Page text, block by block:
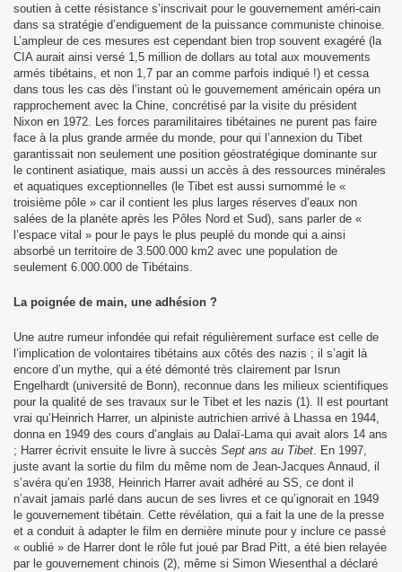
soutien à cette résistance s’inscrivait pour le gouvernement améri-cain
dans sa stratégie d’endiguement de la puissance communiste chinoise.
L’ampleur de ces mesures est cependant bien trop souvent exagéré (la
CIA aurait ainsi versé 1,5 million de dollars au total aux mouvements
armés tibétains, et non 1,7 par an comme parfois indiqué !) et cessa
dans tous les cas dès l’instant où le gouvernement américain opéra un
rapprochement avec la Chine, concrétisé par la visite du président
Nixon en 1972. Les forces paramilitaires tibétaines ne purent pas faire
face à la plus grande armée du monde, pour qui l’annexion du Tibet
garantissait non seulement une position géostratégique dominante sur
le continent asiatique, mais aussi un accès à des ressources minérales
et aquatiques exceptionnelles (le Tibet est aussi surnommé le «
troisième pôle » car il contient les plus larges réserves d’eaux non
salées de la planète après les Pôles Nord et Sud), sans parler de «
l’espace vital » pour le pays le plus peuplé du monde qui a ainsi
absorbé un territoire de 3.500.000 km2 avec une population de
seulement 6.000.000 de Tibétains.
La poignée de main, une adhésion ?
Une autre rumeur infondée qui refait régulièrement surface est celle de
l’implication de volontaires tibétains aux côtés des nazis ; il s’agit là
encore d’un mythe, qui a été démonté très clairement par Isrun
Engelhardt (université de Bonn), reconnue dans les milieux scientifiques
pour la qualité de ses travaux sur le Tibet et les nazis (1). Il est pourtant
vrai qu’Heinrich Harrer, un alpiniste autrichien arrivé à Lhassa en 1944,
donna en 1949 des cours d’anglais au Dalaï-Lama qui avait alors 14 ans
; Harrer écrivit ensuite le livre à succès Sept ans au Tibet. En 1997,
juste avant la sortie du film du même nom de Jean-Jacques Annaud, il
s’avéra qu’en 1938, Heinrich Harrer avait adhéré au SS, ce dont il
n’avait jamais parlé dans aucun de ses livres et ce qu’ignorait en 1949
le gouvernement tibétain. Cette révélation, qui a fait la une de la presse
et a conduit à adapter le film en dernière minute pour y inclure ce passé
« oublié » de Harrer dont le rôle fut joué par Brad Pitt, a été bien relayée
par le gouvernement chinois (2), même si Simon Wiesenthal a déclaré